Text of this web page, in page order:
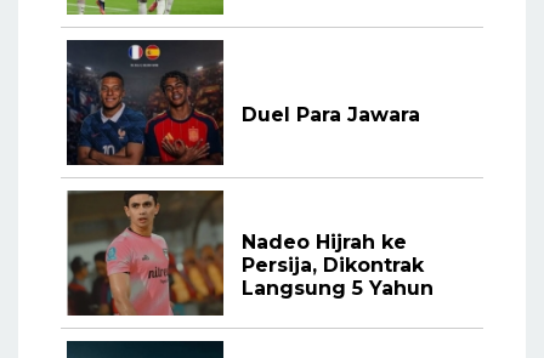
Duel Para Jawara
Nadeo Hijrah ke
Persija, Dikontrak
Langsung 5 Yahun